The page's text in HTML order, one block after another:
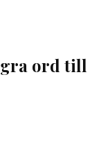
ord till